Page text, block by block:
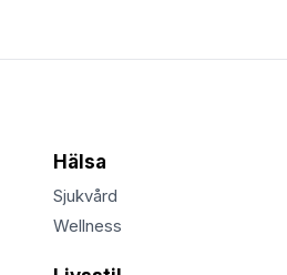
Hälsa
Sjukvård
Wellness